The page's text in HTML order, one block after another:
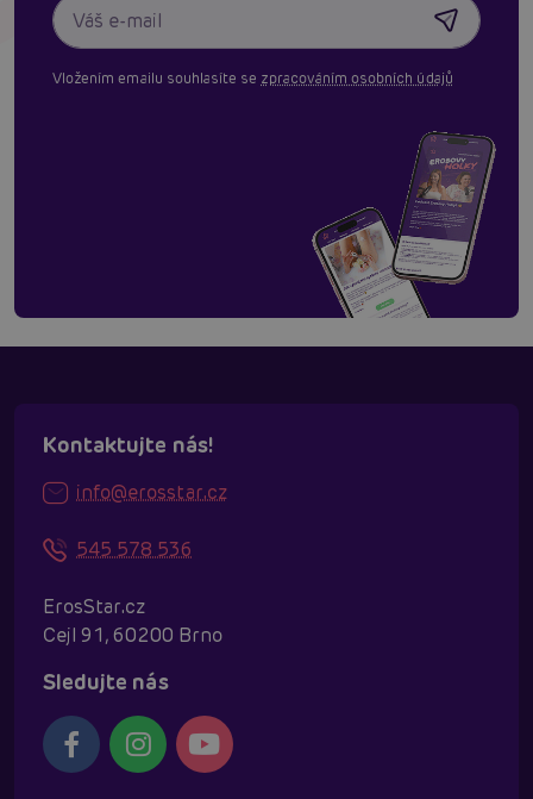
Vložením emailu souhlasíte se zpracováním osobních údajů
Kontaktujte nás!
info@erosstar.cz
545 578 536
ErosStar.cz
Cejl 91, 60200 Brno
Sledujte nás